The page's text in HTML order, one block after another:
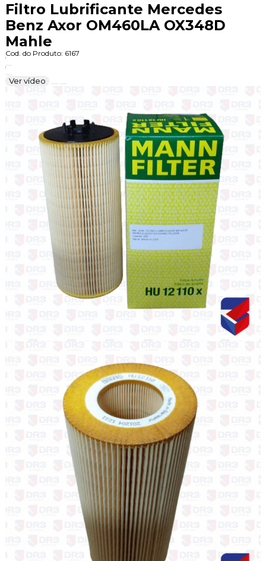
Filtro Lubrificante Mercedes
Benz Axor OM460LA OX348D
Mahle
Cod. do Produto: 6167
Ver vídeo